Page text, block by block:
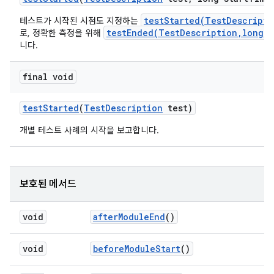
테스트가 시작된 시점도 지정하는
로, 정확한 측정을 위해
니다.
final void
testStarted(TestDescription test)
개별 테스트 사례의 시작을 보고합니다.
보호된 메서드
void afterModuleEnd()
void beforeModuleStart()